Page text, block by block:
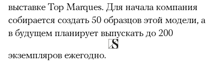
выставке Top Marques. Для начала компания
собирается создать 50 образцов этой модели, а
в будущем планирует выпускать до 200
экземпляров ежегодно.